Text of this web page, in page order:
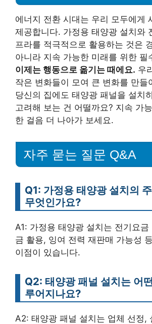
에너지 전환 시대는 우리 모두에게
제공합니다. 가정용 태양광 설치와
프라를 적극적으로 활용하는 것은
아니라 지속 가능한 미래를 위한 필
이제는 행동으로 옮기는 때에요. 우
작은 변화들이 모여 큰 변화를 만들
당신의 집에도 태양광 패널을 설치
고려해 보는 건 어떨까요? 지속 가
한 걸음 더 나아가 보세요.
자주 묻는 질문 Q&A
Q1: 가정용 태양광 설치의
무엇인가요?
A1: 가정용 태양광 설치는 전기요
금 활용, 잉여 전력 재판매 가능성
이점이 있습니다.
Q2: 태양광 패널 설치는 어
루어지나요?
A2: 태양광 패널 설치는 업체 선정,